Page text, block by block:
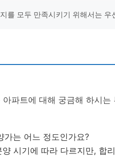
를 모두 만족시키기 위해서는 우
파트에 대해 궁금해 하시
가는 어느 정도인가요?
시기에 따라 다르지만, 합